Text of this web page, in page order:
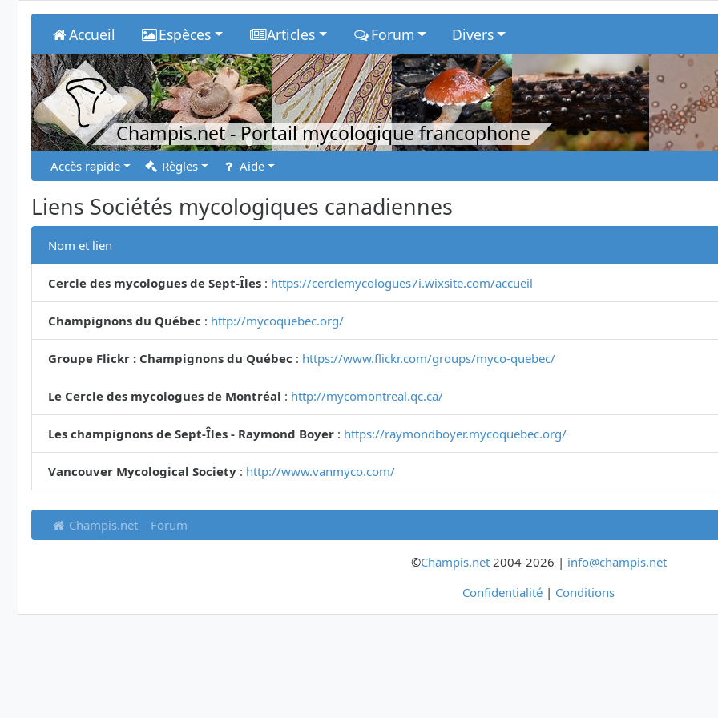
Accueil Espèces Articles Forum Divers
Champis.net- Portail mycologique francophone
Accès rapide Règles Aide
Liens Sociétés mycologiques canadiennes
Nom et lien
Cercle des mycologues de Sept-Îles : https://cerclemycologues7i.wixsite.com/accueil
Champignons du Québec : http://mycoquebec.org/
Groupe Flickr : Champignons du Québec : https://www.flickr.com/groups/myco-quebec/
Le Cercle des mycologues de Montréal : http://mycomontreal.qc.ca/
Les champignons de Sept-Îles - Raymond Boyer : https://raymondboyer.mycoquebec.org/
Vancouver Mycological Society : http://www.vanmyco.com/
Champis.net Forum
©Champis.net2004-2026 | info@champis.net
Confidentialité | Conditions